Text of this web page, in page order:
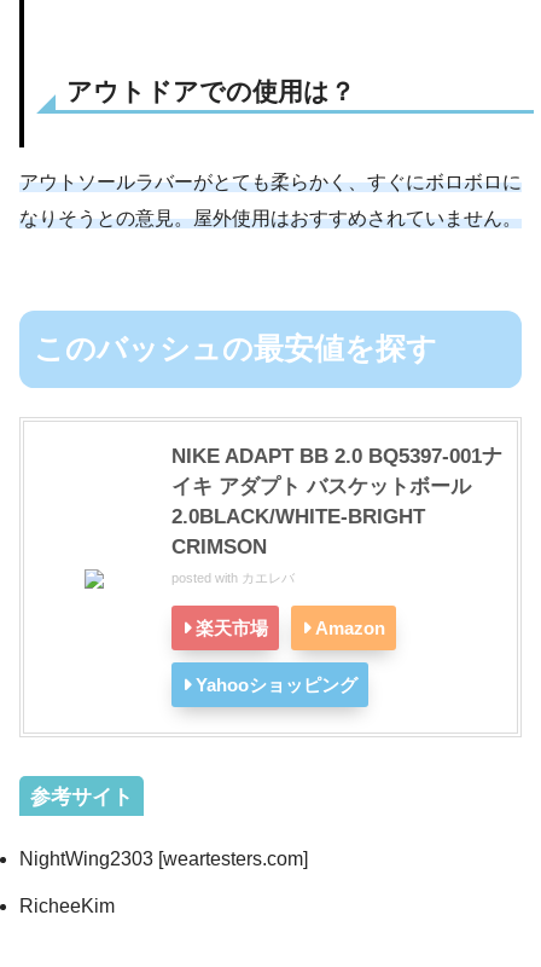
アウトドアでの使用は？
アウトソールラバーがとても柔らかく、すぐにボロボロに
なりそうとの意見。屋外使用はおすすめされていません。
このバッシュの最安値を探す
NIKE ADAPT BB 2.0 BQ5397-001ナ
イキ アダプト バスケットボール
2.0BLACK/WHITE-BRIGHT
CRIMSON
posted with カエレバ
楽天市場 Amazon
Yahooショッピング
参考サイト
NightWing2303 [weartesters.com]
RicheeKim